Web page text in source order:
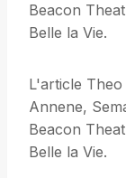
Beacon
Belle la Vie.
L'article
Annene,
Beacon
Belle la Vie.